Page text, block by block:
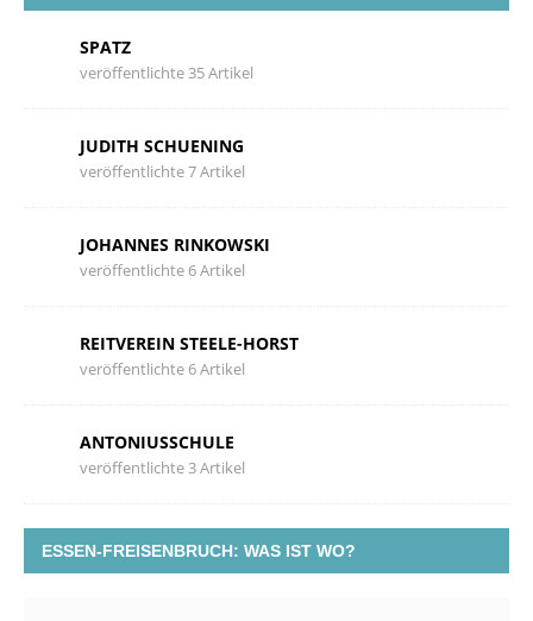
SPATZ
veröffentlichte 35 Artikel
JUDITH SCHUENING
veröffentlichte 7 Artikel
JOHANNES RINKOWSKI
veröffentlichte 6 Artikel
REITVEREIN STEELE-HORST
veröffentlichte 6 Artikel
ANTONIUSSCHULE
veröffentlichte 3 Artikel
ESSEN-FREISENBRUCH: WAS IST WO?